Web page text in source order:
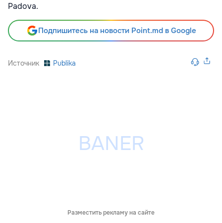
Padova.
Подпишитесь на новости Point.md в Google
Источник Publika
Разместить рекламу на сайте